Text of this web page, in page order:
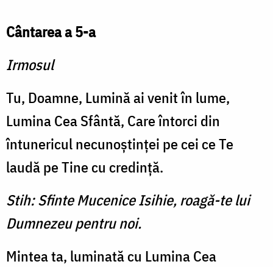
Cântarea a 5-a
Irmosul
Tu, Doamne, Lumină ai venit în lume,
Lumina Cea Sfântă, Care întorci din
întunericul necunoştinţei pe cei ce Te
laudă pe Tine cu credinţă.
Stih: Sfinte Mucenice Isihie, roagă-te lui
Dumnezeu pentru noi.
Mintea ta, luminată cu Lumi­na Cea